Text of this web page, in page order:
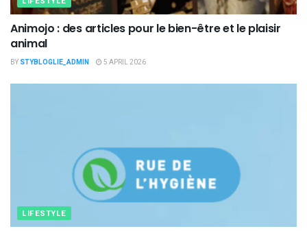
Animojo : des articles pour le bien-être et le plaisir
animal
BY STYBLOGLIE_ADMIN 5 APRIL 2026
LIFESTYLE